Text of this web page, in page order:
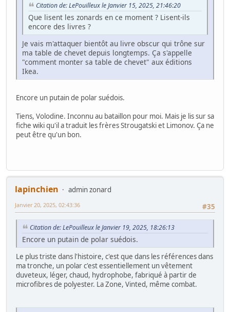
Citation de: LePouilleux le Janvier 15, 2025, 21:46:20
Que lisent les zonards en ce moment ? Lisent-ils
encore des livres ?
Je vais m'attaquer bientôt au livre obscur qui trône sur
ma table de chevet depuis longtemps. Ça s'appelle
"comment monter sa table de chevet" aux éditions
Ikea.
Encore un putain de polar suédois.
Tiens, Volodine. Inconnu au bataillon pour moi. Mais je lis sur sa
fiche wiki qu'il a traduit les frères Strougatski et Limonov. Ça ne
peut être qu'un bon.
lapinchien
admin zonard
#35
Janvier 20, 2025, 02:43:36
Citation de: LePouilleux le Janvier 19, 2025, 18:26:13
Encore un putain de polar suédois.
Le plus triste dans l'histoire, c'est que dans les références dans
ma tronche, un polar c'est essentiellement un vêtement
duveteux, léger, chaud, hydrophobe, fabriqué à partir de
microfibres de polyester. La Zone, Vinted, même combat.